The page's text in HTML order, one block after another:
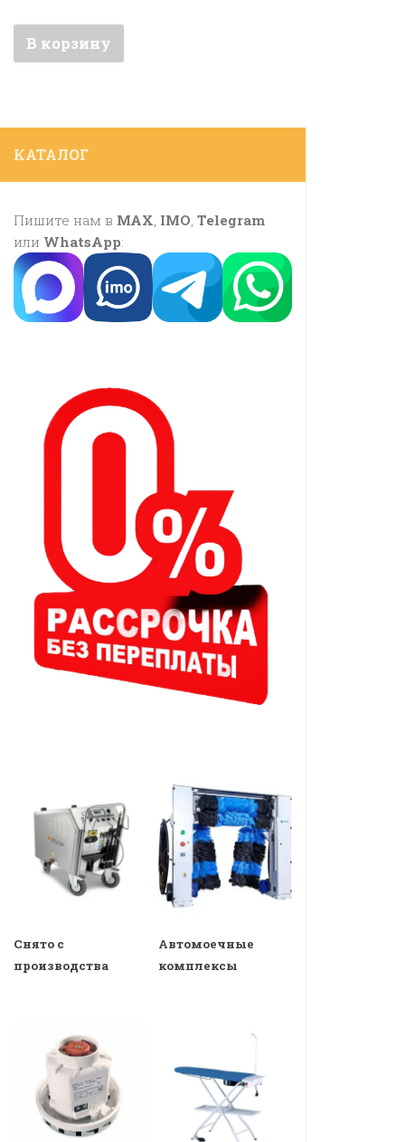
В корзину
КАТАЛОГ
Пишите нам в MAX IMO Telegram
или WhatsApp:
Снято с
производства
Автомоечные
комплексы